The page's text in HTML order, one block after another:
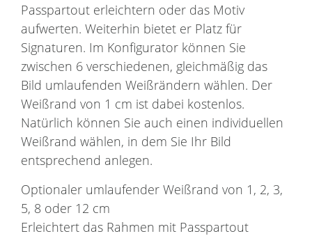
Passpartout erleichtern oder das Motiv
aufwerten. Weiterhin bietet er Platz für
Signaturen. Im Konfigurator können Sie
zwischen 6 verschiedenen, gleichmäßig das
Bild umlaufenden Weißrändern wählen. Der
Weißrand von 1 cm ist dabei kostenlos.
Natürlich können Sie auch einen individuellen
Weißrand wählen, in dem Sie Ihr Bild
entsprechend anlegen.
Optionaler umlaufender Weißrand von 1, 2, 3,
5, 8 oder 12 cm
Erleichtert das Rahmen mit Passpartout